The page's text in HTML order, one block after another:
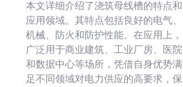
本文详细介绍了浇筑母线槽的特点和
应用领域。其特点包括良好的电气、
机械、防火和防护性能。在应用上，
广泛用于商业建筑、工业厂房、医院
和数据中心等场所，凭借自身优势满
足不同领域对电力供应的高要求，保